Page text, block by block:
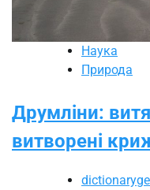
Наука
Природа
Друмліни:
витворені